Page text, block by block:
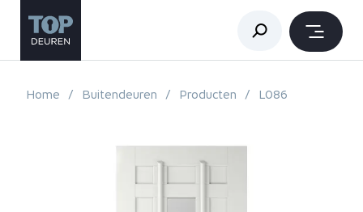
Home Buitendeuren Producten L086